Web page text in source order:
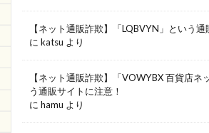
支払い
ベルーナ De Story
vivi shop
Shanti デパト
HOLIDAY TWIN CRIP
Melans
コンサル
SCORE 株式会社
JFBOSS
SweetZad
モノポリー
【ネット通販詐欺】「LQBVYN」という通
に katsu より
【ネット通販詐欺】「VOWYBX 百貨店ネ
う通販サイトに注意！
に hamu より